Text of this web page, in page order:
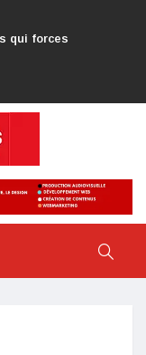
du président